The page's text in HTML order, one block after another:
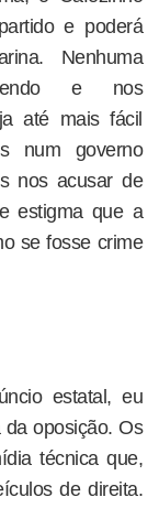
e poderá
Nenhuma
e nos
até mais fácil
num governo
nos acusar de
estigma que a
se fosse crime
estatal, eu
oposição. Os
técnica que,
de direita.